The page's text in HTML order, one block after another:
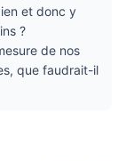
et donc y
?
de nos
que faudrait-il